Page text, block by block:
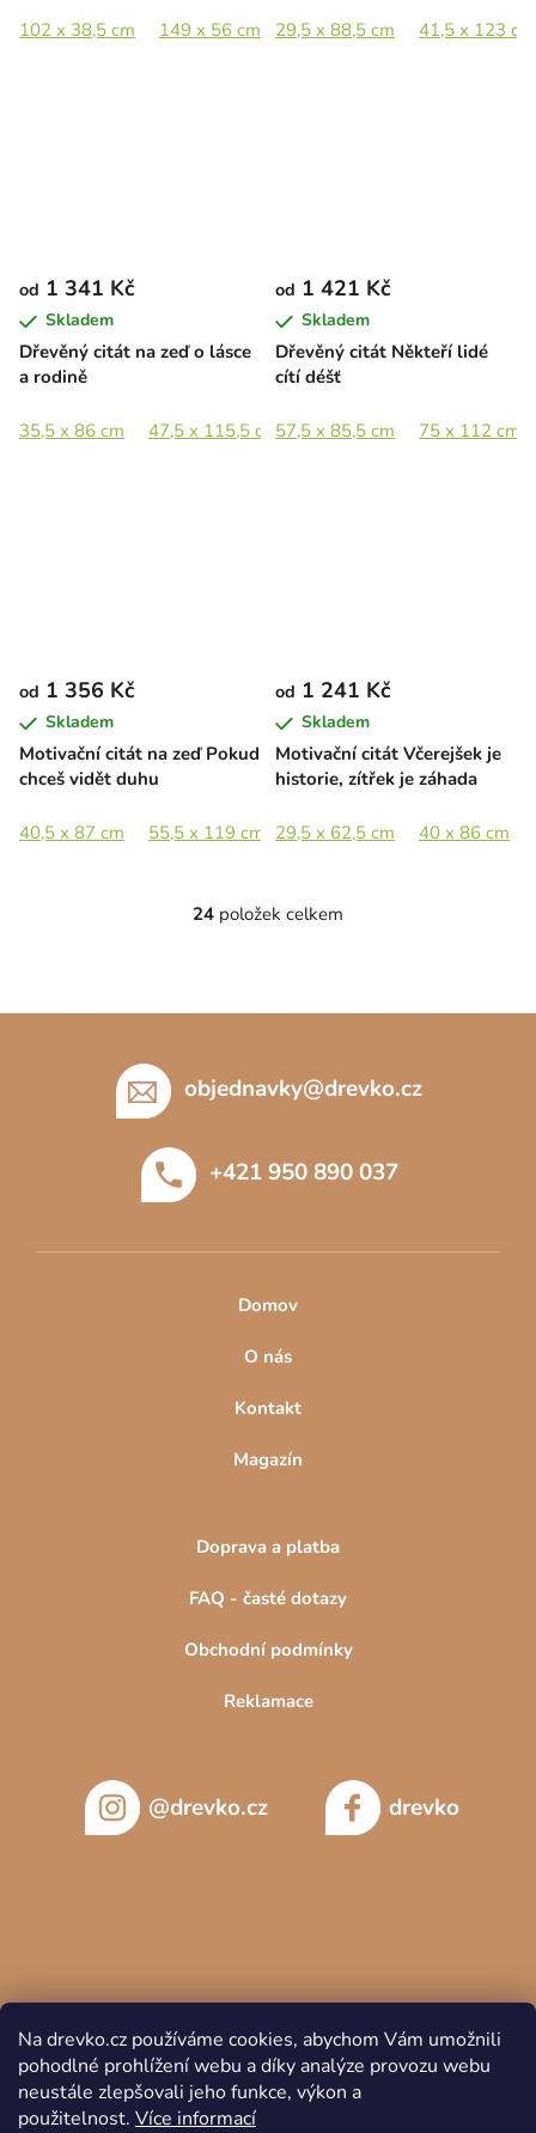
Na drevko.cz používáme cookies, abychom Vám umožnili
pohodlné prohlížení webu a díky analýze provozu webu
neustále zlepšovali jeho funkce, výkon a
použitelnost. Více informací
102 x 38,5 cm 149 x 56 cm 29,5 x 88,5 cm 41,5 x 123 cm
Dřevěný citát na zeď o lásce
a rodině
od 1 341 Kč
Skladem
35,5 x 86 cm 47,5 x 115,5 cm
Dřevěný citát Někteří lidé
cítí déšť
od 1 421 Kč
Skladem
57,5 x 85,5 cm 75 x 112 cm
Motivační citát na zeď Pokud
chceš vidět duhu
od 1 356 Kč
Skladem
40,5 x 87 cm 55,5 x 119 cm
Motivační citát Včerejšek je
historie, zítřek je záhada
od 1 241 Kč
Skladem
29,5 x 62,5 cm 40 x 86 cm
O
c
r
v
ý
p
i
s
u
24 položek celkem
objednavky@drevko.cz
+421 950 890 037
Domov
O nás
Kontakt
Magazín
Doprava a platba
FAQ - časté dotazy
Obchodní podmínky
Reklamace
@drevko.cz drevko